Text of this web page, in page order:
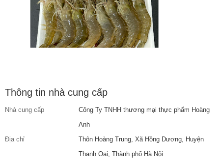
Thông tin nhà cung cấp
Nhà cung cấp
Công Ty TNHH thương mại thực phẩm Hoàng
Anh
Địa chỉ
Thôn Hoàng Trung, Xã Hồng Dương, Huyện
Thanh Oai, Thành phố Hà Nội